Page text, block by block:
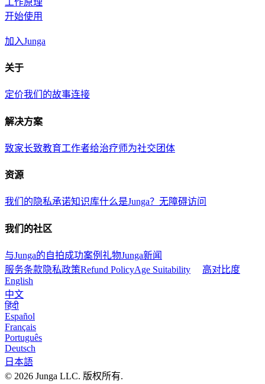
开始使用
加入Junga
关于
定价我们的故事连接
解决方案
致家长致教育工作者给治疗师为社交团体
资源
我们的隐私承诺知识库什么是Junga？ 无障碍访问
我们的社区
与Junga的自拍成功案例 礼物Junga新闻
服务条款隐私政策Refund PolicyAge Suitability
高对比度
English
中文
हिंदी
Español
Français
Português
Deutsch
日本語
© 2026 Junga LLC. 版权所有.